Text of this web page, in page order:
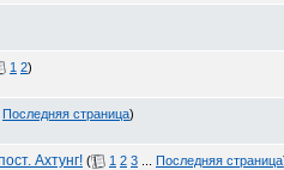
1 2)
Последняя страница)
Ахтунг! ( 1 2 3 Последняя страница